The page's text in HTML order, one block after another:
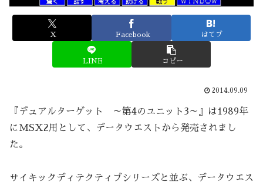
X Facebook はてブ
LINE コピー
2014.09.09
『デュアルターゲット ～第4のユニット3～』は1989年
にMSX2用として、データウエストから発売されまし
た。
サイキックディテクティブシリーズと並ぶ、データウエス